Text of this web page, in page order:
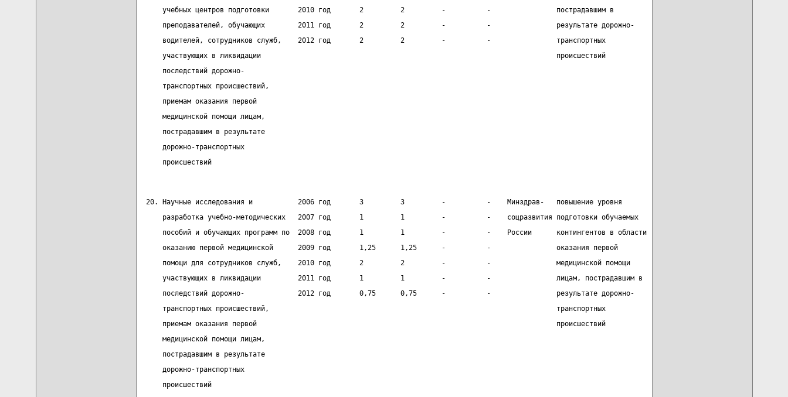
      учебных центров подготовки       2010 год       2         2         -          -                пострадавшим в
      преподавателей, обучающих        2011 год       2         2         -          -                результате дорожно-
      водителей, сотрудников служб,    2012 год       2         2         -          -                транспортных
      участвующих в ликвидации                                                                        происшествий
      последствий дорожно-
      транспортных происшествий,
      приемам оказания первой
      медицинской помощи лицам,
      пострадавшим в результате
      дорожно-транспортных
      происшествий
  20. Научные исследования и           2006 год       3         3         -          -    Минздрав-   повышение уровня
      разработка учебно-методических   2007 год       1         1         -          -    соцразвития подготовки обучаемых
      пособий и обучающих программ по  2008 год       1         1         -          -    России      контингентов в области
      оказанию первой медицинской      2009 год       1,25      1,25      -          -                оказания первой
      помощи для сотрудников служб,    2010 год       2         2         -          -                медицинской помощи
      участвующих в ликвидации         2011 год       1         1         -          -                лицам, пострадавшим в
      последствий дорожно-             2012 год       0,75      0,75      -          -                результате дорожно-
      транспортных происшествий,                                                                      транспортных
      приемам оказания первой                                                                         происшествий
      медицинской помощи лицам,
      пострадавшим в результате
      дорожно-транспортных
      происшествий